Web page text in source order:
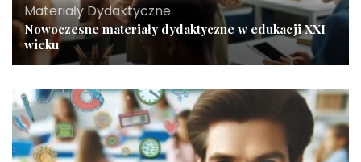
Materiały Dydaktyczne
Nowoczesne materiały dydaktyczne w edukacji XXI
wieku